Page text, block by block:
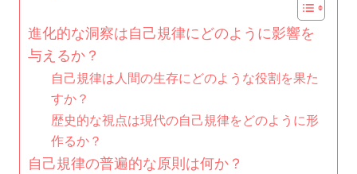
進化的な洞察は自己規律にどのように影響を
与えるか？
自己規律は人間の生存にどのような役割を果た
すか？
歴史的な視点は現代の自己規律をどのように形
作るか？
自己規律の普遍的な原則は何か？